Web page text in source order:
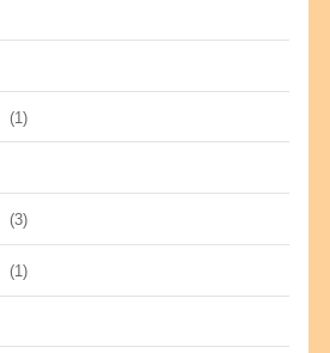
(1)
(3)
(1)